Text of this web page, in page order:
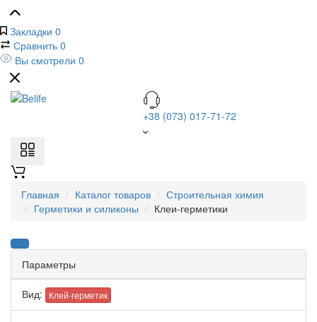
Закладки 0
Сравнить 0
Вы смотрели 0
+38 (073) 017-71-72
Главная Каталог товаров
Строительная химия
Герметики и силиконы
Клеи-герметики
Параметры
Вид: Клей-герметик